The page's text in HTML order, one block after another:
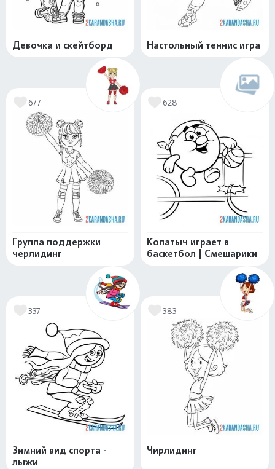
Девочка и скейтборд Настольный теннис игра
677
Группа поддержки
черлидинг
628
Копатыч играет в
баскетбол | Смешарики
337
Зимний вид спорта -
лыжи
383
Чирлидинг